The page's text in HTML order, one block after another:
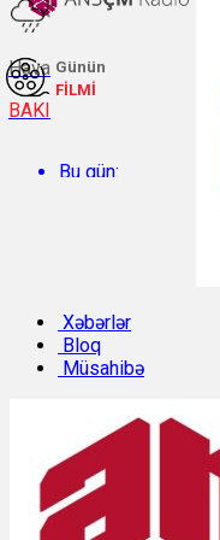
Hava
BAKI
Bu gün:
Temperatur:
Sabah:
Günün
FİLMİ
Xəbərlər
Bloq
Müsahibə